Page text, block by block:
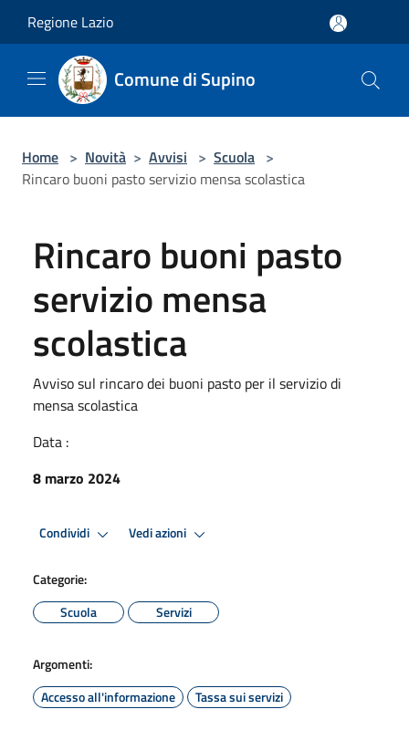
Regione Lazio
Comune di Supino
Home > Novità > Avvisi > Scuola >
Rincaro buoni pasto servizio mensa scolastica
Rincaro buoni pasto
servizio mensa
scolastica
Avviso sul rincaro dei buoni pasto per il servizio di
mensa scolastica
Data :
8 marzo 2024
Condividi Vedi azioni
Categorie:
Scuola
Servizi
Argomenti:
Accesso all'informazione
Tassa sui servizi